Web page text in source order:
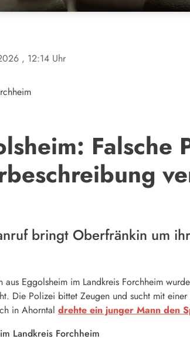
, 12:14 Uhr
Falsche
bringt Oberfränkin um
aus Eggolsheim im Landkreis Forchheim
Die Polizei bittet Zeugen und sucht mit
in Ahorntal drehte ein junger Mann den
Landkreis Forchheim